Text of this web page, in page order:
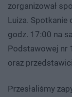
zorganizował
Luiza. Spotkanie
godz. 17:00 na
Podstawowej nr
oraz
Przesłaliśmy